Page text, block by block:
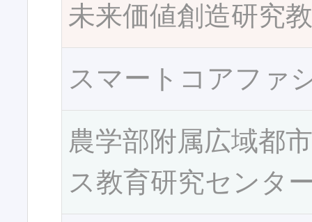
未来価値創造研究
スマートコアファ
農学部附属広域都
ス教育研究センタ